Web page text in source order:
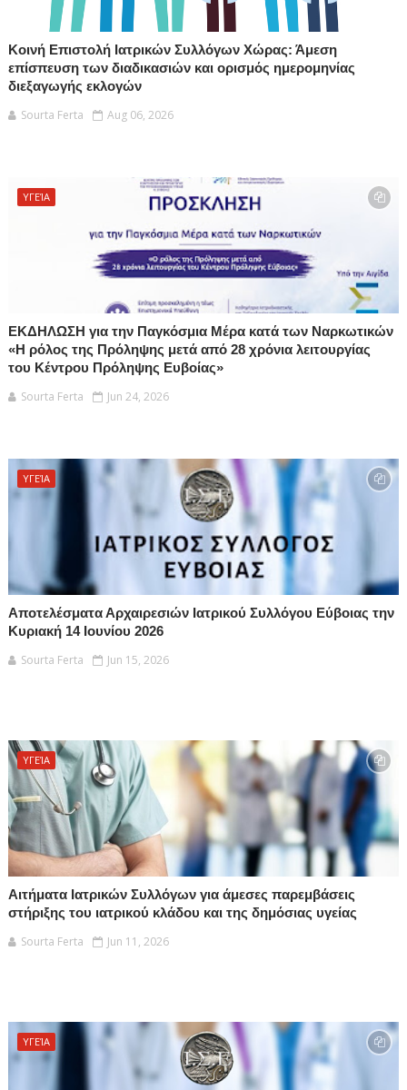
Κοινή Επιστολή Ιατρικών Συλλόγων Χώρας: Άμεση
επίσπευση των διαδικασιών και ορισμός ημερομηνίας
διεξαγωγής εκλογών
Sourta Ferta
Aug 06, 2026
ΥΓΕΊΑ
ΕΚΔΗΛΩΣΗ για την Παγκόσμια Μέρα κατά των Ναρκωτικών
«Η ρόλος της Πρόληψης μετά από 28 χρόνια λειτουργίας
του Κέντρου Πρόληψης Ευβοίας»
Sourta Ferta
Jun 24, 2026
ΥΓΕΊΑ
Αποτελέσματα Αρχαιρεσιών Ιατρικού Συλλόγου Εύβοιας την
Κυριακή 14 Ιουνίου 2026
Sourta Ferta
Jun 15, 2026
ΥΓΕΊΑ
Αιτήματα Ιατρικών Συλλόγων για άμεσες παρεμβάσεις
στήριξης του ιατρικού κλάδου και της δημόσιας υγείας
Sourta Ferta
Jun 11, 2026
ΥΓΕΊΑ